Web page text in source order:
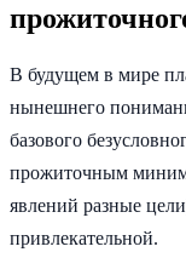
В будущем в мире
нынешнего
базового
прожиточным
явлений разные
привлекательной.